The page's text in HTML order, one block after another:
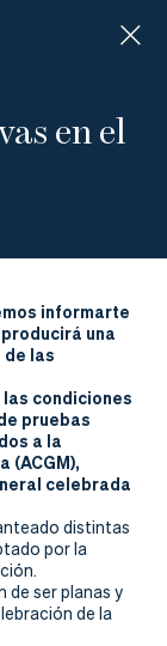
en el
informarte
una
las
condiciones
pruebas
a la
(ACGM),
celebrada
distintas
por la
de ser planas y
de la